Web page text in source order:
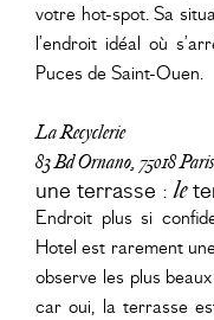
votre hot-spot. Sa
l’endroit idéal où
Puces de Saint-Ouen.
La Recyclerie
83 Bd Ornano, 75018 Paris
une terrasse :le
Endroit plus si
Hotel est rarement
observe les plus
car oui, la terrasse